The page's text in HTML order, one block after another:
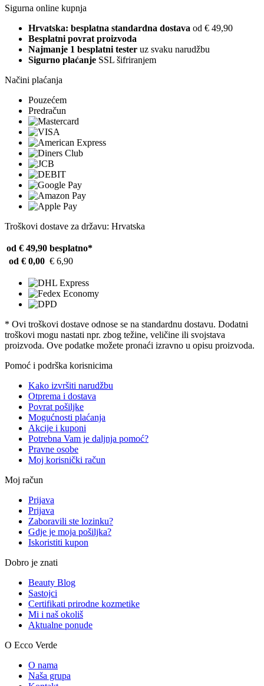
Sigurna online kupnja
Hrvatska: besplatna standardna dostava od € 49,90
Besplatni povrat proizvoda
Najmanje 1 besplatni tester uz svaku narudžbu
Sigurno plaćanje SSL šifriranjem
Načini plaćanja
Pouzećem
Predračun
Troškovi dostave za državu: Hrvatska
od € 49,90 besplatno*
od € 0,00 € 6,90
* Ovi troškovi dostave odnose se na standardnu ​​dostavu. Dodatni
troškovi mogu nastati npr. zbog težine, veličine ili svojstava
proizvoda. Ove podatke možete pronaći izravno u opisu proizvoda.
Pomoć i podrška korisnicima
Kako izvršiti narudžbu
Otprema i dostava
Povrat pošiljke
Mogućnosti plaćanja
Akcije i kuponi
Potrebna Vam je daljnja pomoć?
Pravne osobe
Moj korisnički račun
Moj račun
Prijava
Prijava
Zaboravili ste lozinku?
Gdje je moja pošiljka?
Iskoristiti kupon
Dobro je znati
Beauty Blog
Sastojci
Certifikati prirodne kozmetike
Mi i naš okoliš
Aktualne ponude
O Ecco Verde
O nama
Naša grupa